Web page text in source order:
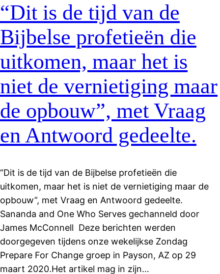
“Dit is de tijd van de
Bijbelse profetieën die
uitkomen, maar het is
niet de vernietiging maar
de opbouw”, met Vraag
en Antwoord gedeelte.
“Dit is de tijd van de Bijbelse profetieën die
uitkomen, maar het is niet de vernietiging maar de
opbouw”, met Vraag en Antwoord gedeelte.
Sananda and One Who Serves gechanneld door
James McConnell Deze berichten werden
doorgegeven tijdens onze wekelijkse Zondag
Prepare For Change groep in Payson, AZ op 29
maart 2020.Het artikel mag in zijn…